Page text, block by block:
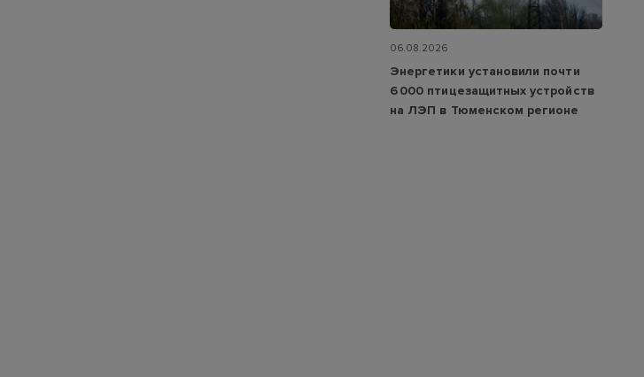
06.08.2026
Энергетики установили почти
6 000 птицезащитных устройств
на ЛЭП в Тюменском регионе